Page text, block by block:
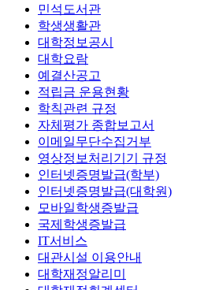
민석도서관
학생생활관
대학정보공시
대학요람
예결산공고
적립금 운용현황
학칙관련 규정
자체평가 종합보고서
이메일무단수집거부
영상정보처리기기 규정
인터넷증명발급(학부)
인터넷증명발급(대학원)
모바일학생증발급
국제학생증발급
IT서비스
대관시설 이용안내
대학재정알리미